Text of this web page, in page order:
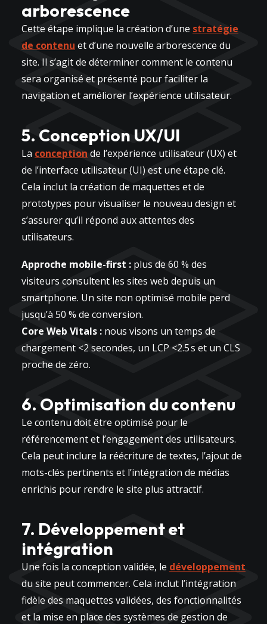
arborescence
Cette étape implique la création d’une stratégie
de contenu et d’une nouvelle arborescence du
site. Il s’agit de déterminer comment le contenu
sera organisé et présenté pour faciliter la
navigation et améliorer l’expérience utilisateur.
5. Conception UX/UI
La conception de l’expérience utilisateur (UX) et
de l’interface utilisateur (UI) est une étape clé.
Cela inclut la création de maquettes et de
prototypes pour visualiser le nouveau design et
s’assurer qu’il répond aux attentes des
utilisateurs.
Approche mobile-first : plus de 60 % des
visiteurs consultent les sites web depuis un
smartphone. Un site non optimisé mobile perd
jusqu’à 50 % de conversion.
Core Web Vitals : nous visons un temps de
chargement <2 secondes, un LCP <2.5 s et un CLS
proche de zéro.
6. Optimisation du contenu
Le contenu doit être optimisé pour le
référencement et l’engagement des utilisateurs.
Cela peut inclure la réécriture de textes, l’ajout de
mots-clés pertinents et l’intégration de médias
enrichis pour rendre le site plus attractif.
7. Développement et
intégration
Une fois la conception validée, le développement
du site peut commencer. Cela inclut l’intégration
fidèle des maquettes validées, des fonctionnalités
et la mise en place des systèmes de gestion de